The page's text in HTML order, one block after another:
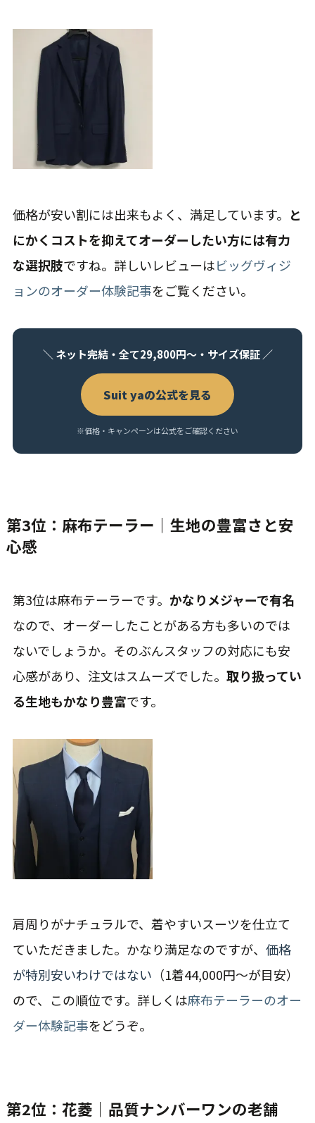
価格が安い割には出来もよく、満足しています。 と
にかくコストを抑えてオーダーしたい方には有力
な選択肢ですね。詳しいレビューはビッグヴィジ
ョンのオーダー体験記事をご覧ください。
＼ ネット完結・全て29,800円〜・サイズ保証 ／
Suit yaの公式を見る
※価格・キャンペーンは公式をご確認ください
第3位：麻布テーラー｜生地の豊富さと安
心感
第3位は麻布テーラーです。 かなりメジャーで有名
なので、オーダーしたことがある方も多いのでは
ないでしょうか。そのぶんスタッフの対応にも安
心感があり、注文はスムーズでした。 取り扱ってい
る生地もかなり豊富です。
肩周りがナチュラルで、着やすいスーツを仕立て
ていただきました。かなり満足なのですが、 価格
が特別安いわけではない （1着44,000円〜が目安）
ので、この順位です。詳しくは麻布テーラーのオー
ダー体験記事をどうぞ。
第2位：花菱｜品質ナンバーワンの老舗